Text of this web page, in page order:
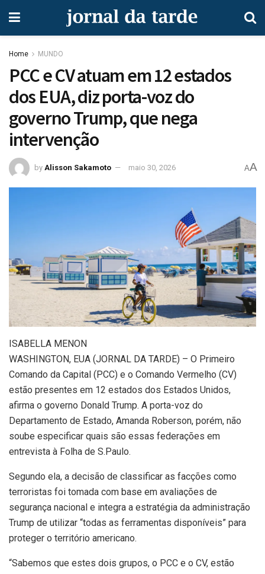
Home MUNDO
PCC e CV atuam em 12 estados
dos EUA, diz porta-voz do
governo Trump, que nega
intervenção
by Alisson Sakamoto maio 30, 2026 AA
ISABELLA MENON
WASHINGTON, EUA (JORNAL DA TARDE) – O Primeiro
Comando da Capital (PCC) e o Comando Vermelho (CV)
estão presentes em 12 estados dos Estados Unidos,
afirma o governo Donald Trump. A porta-voz do
Departamento de Estado, Amanda Roberson, porém, não
soube especificar quais são essas federações em
entrevista à Folha de S.Paulo.
Segundo ela, a decisão de classificar as facções como
terroristas foi tomada com base em avaliações de
segurança nacional e integra a estratégia da administração
Trump de utilizar “todas as ferramentas disponíveis” para
proteger o território americano.
“Sabemos que estes dois grupos, o PCC e o CV, estão